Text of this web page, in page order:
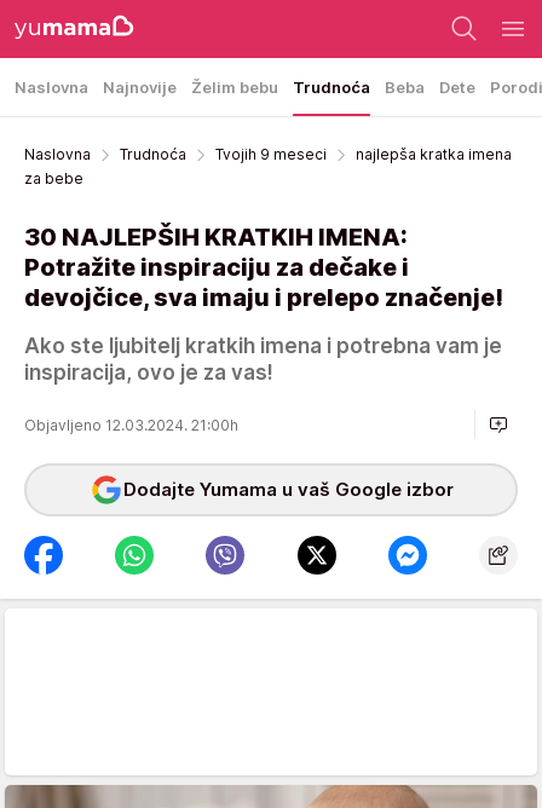
Naslovna Najnovije Želim bebu Trudnoća Beba Dete
Naslovna Trudnoća Tvojih 9 meseci
najlepša kratka imena
za bebe
30 NAJLEPŠIH KRATKIH IMENA:
Potražite inspiraciju za dečake i
devojčice, sva imaju i prelepo značenje!
Ako ste ljubitelj kratkih imena i potrebna vam je
inspiracija, ovo je za vas!
Objavljeno 12.03.2024. 21:00h
Dodajte Yumama u vaš Google izbor